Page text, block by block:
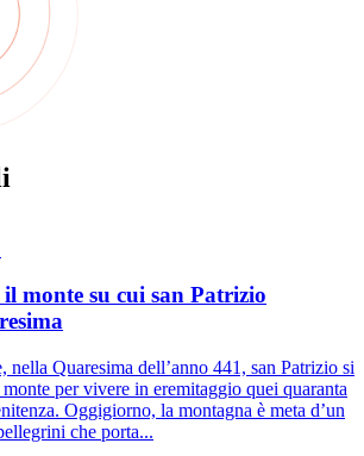
monte su cui san Patrizio
nella Quaresima dell’anno 441, san Patrizio si
per vivere in eremitaggio quei quaranta
Oggigiorno, la montagna è meta d’un
che porta...